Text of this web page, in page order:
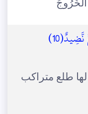
الْخُرُوجُ
لها طلع متراكب